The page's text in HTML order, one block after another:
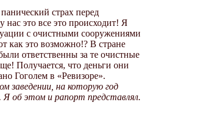
страх перед
это все это происходит! Я
с очистными сооружениями
как это возможно!? В стране
ответственны за те очистные
Получается, что деньги они
Гоголем в «Ревизоре».
заведении, на которую год
Я об этом и рапорт представлял.